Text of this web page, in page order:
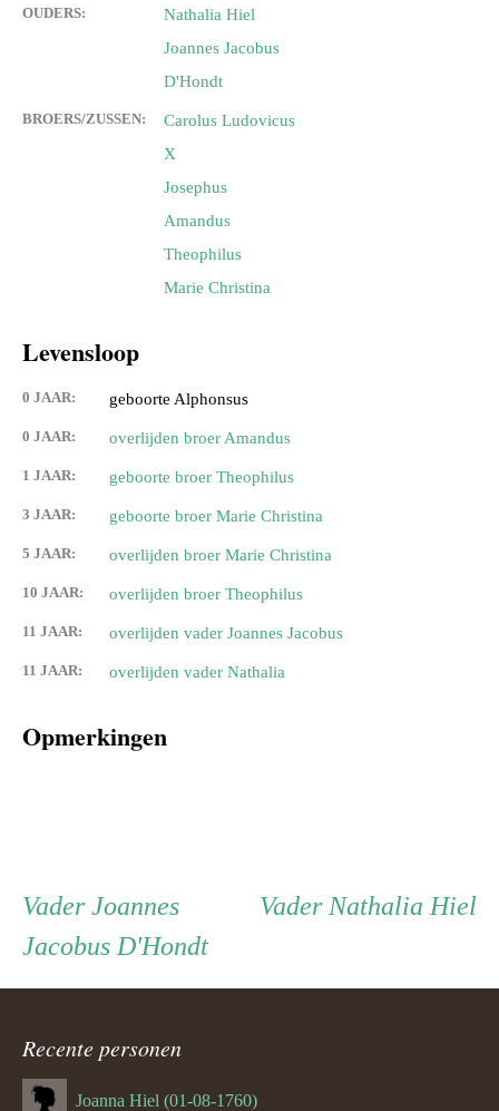
OUDERS:
Nathalia Hiel
Joannes Jacobus
D'Hondt
BROERS/ZUSSEN:
Carolus Ludovicus
X
Josephus
Amandus
Theophilus
Marie Christina
Levensloop
0 JAAR: geboorte Alphonsus
0 JAAR: overlijden broer Amandus
1 JAAR: geboorte broer Theophilus
3 JAAR: geboorte broer Marie Christina
5 JAAR: overlijden broer Marie Christina
10 JAAR: overlijden broer Theophilus
11 JAAR: overlijden vader Joannes Jacobus
11 JAAR: overlijden vader Nathalia
Opmerkingen
Persoon
ouder
navigatie
Vader Vader
Nathalia Hiel
VaderVader
Joannes
Jacobus D'Hondt
Recente personen
Joanna Hiel (01-08-1760)